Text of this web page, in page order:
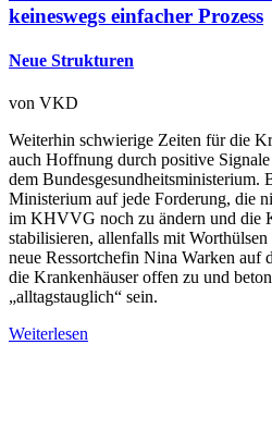
keineswegs einfacher Prozess
Neue Strukturen
von VKD
Weiterhin schwierige Zeiten für die
auch Hoffnung durch positive
dem Bundesgesundheitsministerium.
Ministerium auf jede Forderung, die
im KHVVG noch zu ändern und die
stabilisieren, allenfalls mit
neue Ressortchefin Nina Warken auf
die Krankenhäuser offen zu und
„alltagstauglich“ sein.
Weiterlesen